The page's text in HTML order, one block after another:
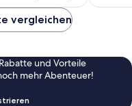
vergleichen
und Vorteile
mehr Abenteuer!